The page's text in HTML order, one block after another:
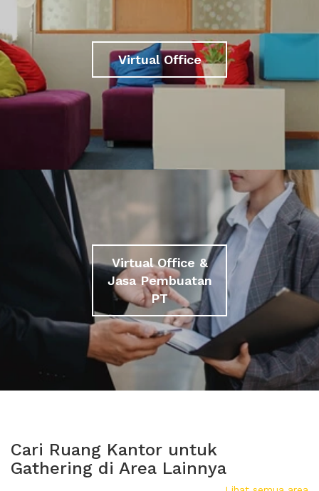
Virtual Office
Virtual Office &
Jasa Pembuatan
PT
Cari Ruang Kantor untuk
Gathering di Area Lainnya